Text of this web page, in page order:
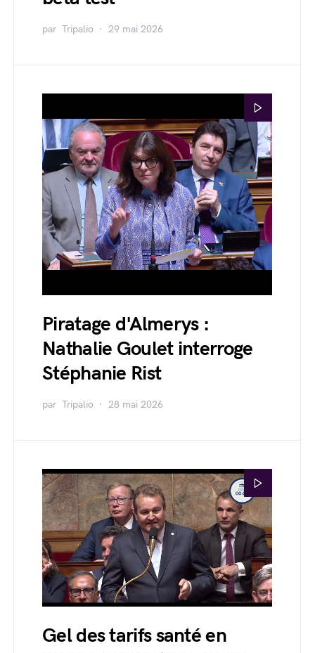
par Tripalio 29 mai 2026
Piratage d'Almerys :
Nathalie Goulet interroge
Stéphanie Rist
par Tripalio 28 mai 2026
Gel des tarifs santé en